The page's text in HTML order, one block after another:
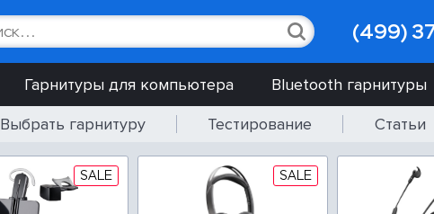
(499)
Гарнитуры для компьютера Bluetooth гарнитуры
Выбрать гарнитуру Тестирование Статьи